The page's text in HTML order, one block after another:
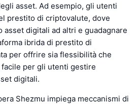
asset. Ad esempio, gli utenti
prestito di criptovalute, dove
asset digitali ad altri e guadagnare
ibrida di prestito di
per offrire sia flessibilità che
per gli utenti gestire
digitali.
Shezmu impiega meccanismi di